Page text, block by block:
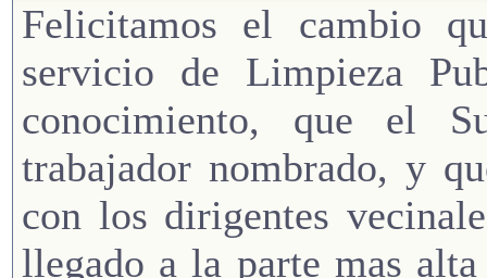
Felicitamos el cambio
servicio de Limpieza
conocimiento, que el
trabajador nombrado, y
con los dirigentes
llegado a la parte mas